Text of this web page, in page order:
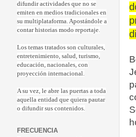
difundir actividades que no se
emiten en medios tradicionales en
su multiplataforma. Apostándole a
contar historias modo reportaje.
Los temas tratados son culturales,
entretenimiento, salud, turismo,
educación, nacionales, con
proyección internacional.
A su vez, le abre las puertas a toda
aquella entidad que quiera pautar
o difundir sus contenidos.
FRECUENCIA